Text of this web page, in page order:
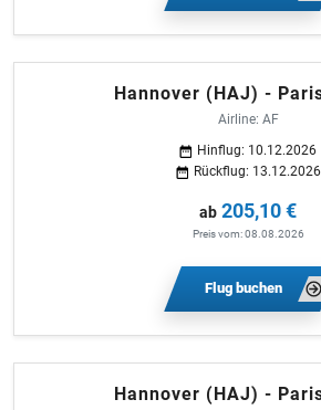
Hannover (HAJ) -
Airline: AF
Hinflug: 10.12.2026
Rückflug: 13.12.2026
ab 205,10 €
Preis vom: 08.08.2026
Flug buchen
Hannover (HAJ) -